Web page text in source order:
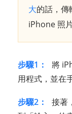
大的話，傳
iPhone 照
步驟1：
將
用程式，並在
步驟2：
接著